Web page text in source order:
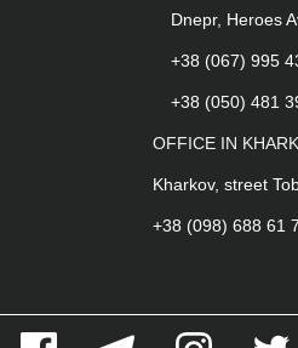
Dnepr, Heroes
+38 (067) 995
+38 (050) 481
OFFICE IN
Kharkov, street
+38 (098) 688 61